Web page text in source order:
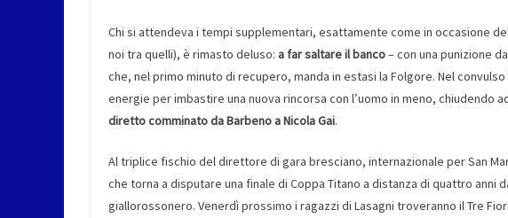
Chi si attendeva i tempi supplementari, esattamente come in occasione
noi tra quelli), è rimasto deluso: a far saltare il banco– con una punizione
che, nel primo minuto di recupero, manda in estasi la Folgore. Nel
energie per imbastire una nuova rincorsa con l’uomo in meno, chiudendo
diretto comminato da Barbeno a Nicola Gai.
Al triplice fischio del direttore di gara bresciano, internazionale per San
che torna a disputare una finale di Coppa Titano a distanza di quattro anni
giallorossonero. Venerdì prossimo i ragazzi di Lasagni troveranno il Tre